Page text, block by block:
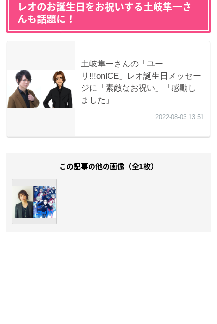
レオのお誕生日をお祝いする土岐隼一さ
んも話題に！
この記事の他の画像（全1枚）